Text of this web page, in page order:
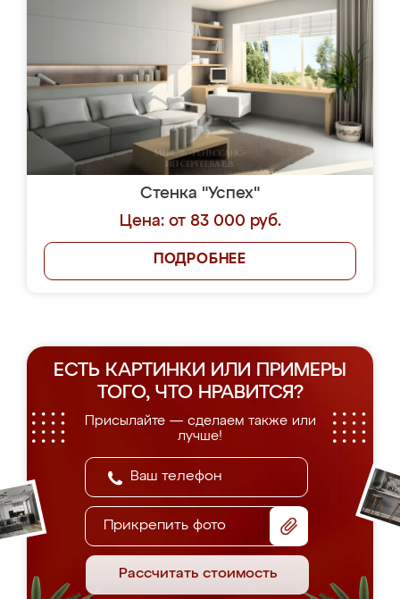
Стенка "Успех"
Цена: от 83 000 руб.
ПОДРОБНЕЕ
ЕСТЬ КАРТИНКИ ИЛИ ПРИМЕРЫ
ТОГО, ЧТО НРАВИТСЯ?
Присылайте — сделаем также или
лучше!
Прикрепить фото
Рассчитать стоимость